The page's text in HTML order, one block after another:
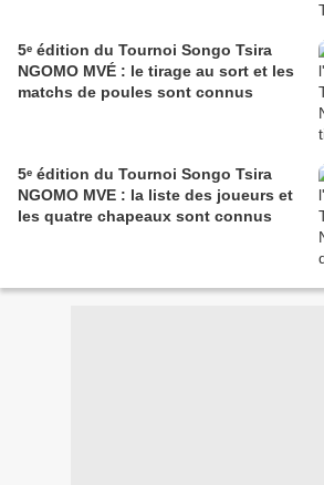
5ᵉ édition du Tournoi Songo Tsira
NGOMO MVÉ : le tirage au sort et les
matchs de poules sont connus
5ᵉ édition du Tournoi Songo Tsira
NGOMO MVE : la liste des joueurs et
les quatre chapeaux sont connus